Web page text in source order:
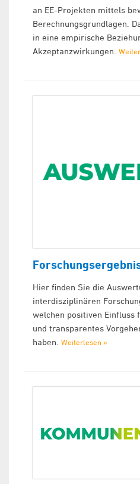
an EE-Projekten mittels
Berechnungsgrundlagen.
in eine empirische
Akzeptanzwirkungen.
Hier finden Sie die
interdisziplinären
welchen positiven Einfluss
und transparentes
haben. Weiterlesen »